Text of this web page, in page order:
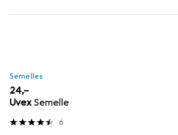
Semelles
EUR
24,–
Uvex Semelle
6